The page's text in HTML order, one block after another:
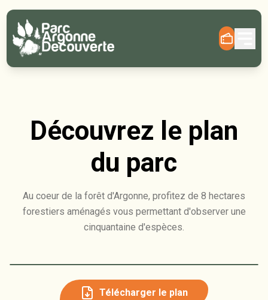
Découvrez le plan
du parc
Au coeur de la forêt d'Argonne, profitez de 8 hectares
forestiers aménagés vous permettant d'observer une
cinquantaine d'espèces.
Télécharger le plan